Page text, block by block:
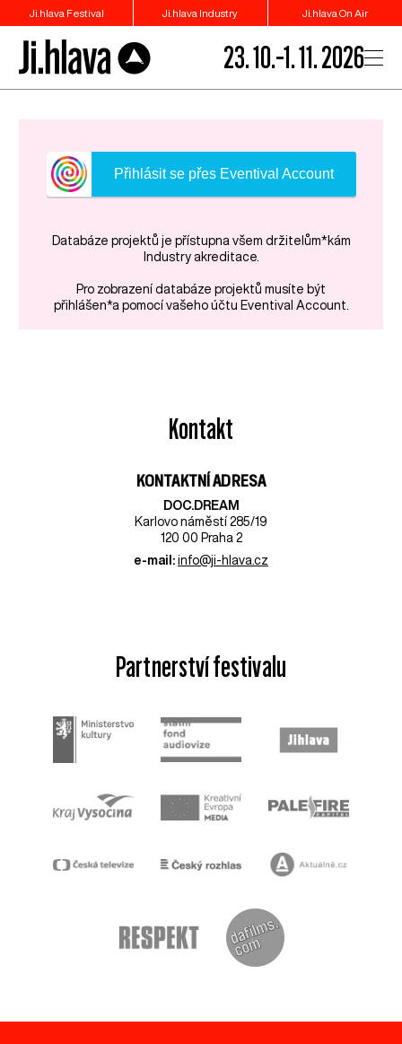
Ji.hlava Festival Ji.hlava Industry Ji.hlava On Air
23. 10.–1. 11. 2026
Přihlásit se přes Eventival Account
Databáze projektů je přístupna všem držitelům*kám
Industry akreditace.
Pro zobrazení databáze projektů musíte být
přihlášen*a pomocí vašeho účtu Eventival Account.
Kontakt
KONTAKTNÍ ADRESA
DOC.DREAM​
Karlovo náměstí 285/19
120 00 Praha 2
e-mail: info@ji-hlava.cz
Partnerství festivalu